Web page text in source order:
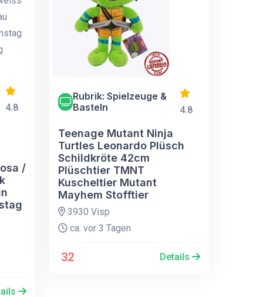
4.8
/
Rubrik: Spielzeuge &
Basteln
4.8
Teenage Mutant Ninja
Turtles Leonardo Plüsch
Schildkröte 42cm
Plüschtier TMNT
Kuscheltier Mutant
Mayhem Stofftier
3930 Visp
ca. vor 3 Tagen
32 Details